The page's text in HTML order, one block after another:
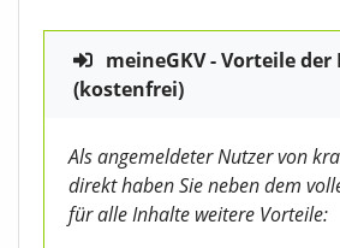
meineGKV - Vorteile
(kostenfrei)
Als angemeldeter Nutzer von
direkt haben Sie neben dem
für alle Inhalte weitere Vorteile: